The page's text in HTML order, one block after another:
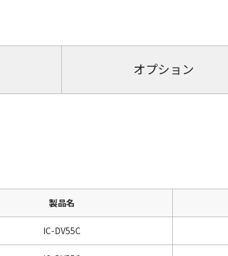
オプション
製品名
IC-DV55C